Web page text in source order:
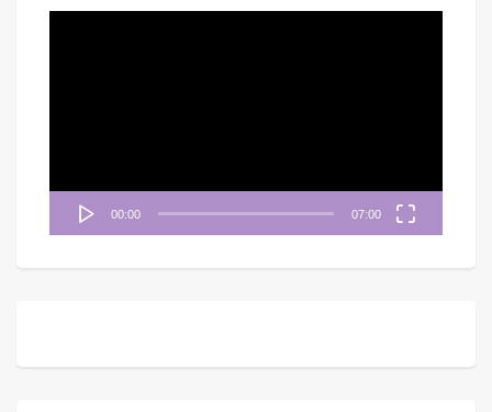
00:00 07:00